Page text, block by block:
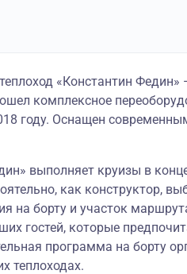
«Константин Федин»
комплексное
году. Оснащен
выполняет круизы в
как конструктор,
на борту и участок
гостей, которые
программа на борту
теплоходах.